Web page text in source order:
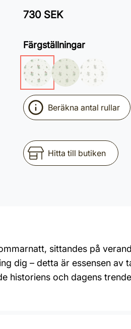
730 SEK
Färgställningar
Beräkna antal rullar
Hitta till butiken
sittandes på
dig – detta är essensen av
historiens och dagens